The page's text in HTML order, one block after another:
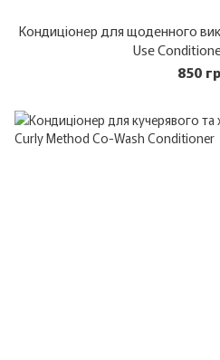
Кондиціонер для щоденного
Use
850